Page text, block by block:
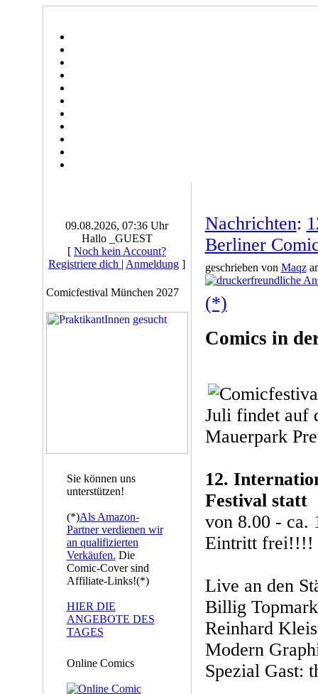
09.08.2026, 07:36 Uhr
Hallo _GUEST
[ Noch kein Account?
Registriere dich | Anmeldung ]
Comicfestival München 2027
Sie können uns
unterstützen!
(*)Als Amazon-
Partner verdienen wir
an qualifizierten
Verkäufen. Die
Comic-Cover sind
Affiliate-Links!(*)
HIER DIE
ANGEBOTE DES
TAGES
Online Comics
Nachrichten:
Berliner
geschrieben von Maqz
(*)
Comics in
Juli findet auf
Mauerpark
12.
Festival statt
von 8.00 - ca.
Eintritt frei!!!!
Live an den
Billig
Reinhard
Modern
Spezial Gast: